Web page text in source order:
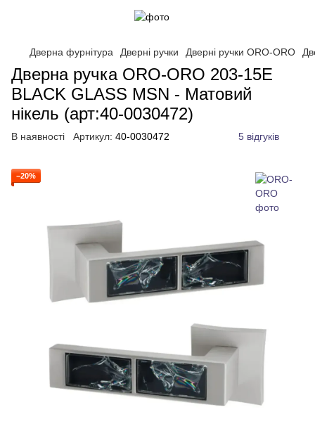
Дверна фурнітура Дверні ручки Дверні ручки ORO-ORO
Дверна ручка ORO-ORO 203-15E
BLACK GLASS MSN - Матовий
нікель (арт:40-0030472)
В наявності Артикул: 40-0030472 5 відгуків
−20%